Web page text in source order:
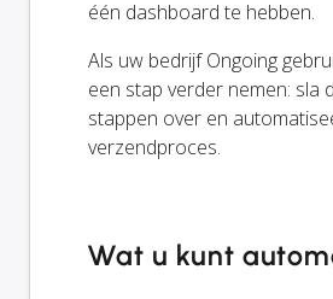
één dashboard te hebben.
Als uw bedrijf Ongoing
een stap verder nemen: sla
stappen over en
verzendproces.
Wat u kunt